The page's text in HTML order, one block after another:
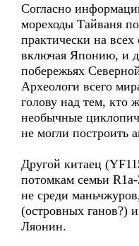
Согласно
мореходы Тайваня
практически на всех
включая Японию, и
побережьях
Археологи всего
голову над тем, кто
необычные
не могли построить
Другой китаец
потомкам семьи
не среди
(островных ганов?)
Ляонин.